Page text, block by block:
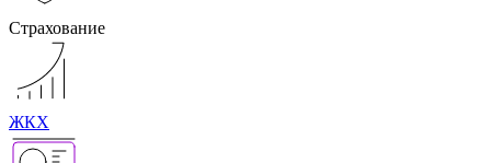
Страхование
ЖКХ